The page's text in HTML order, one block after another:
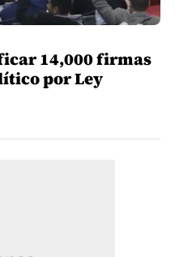
14,000 firmas
por Ley